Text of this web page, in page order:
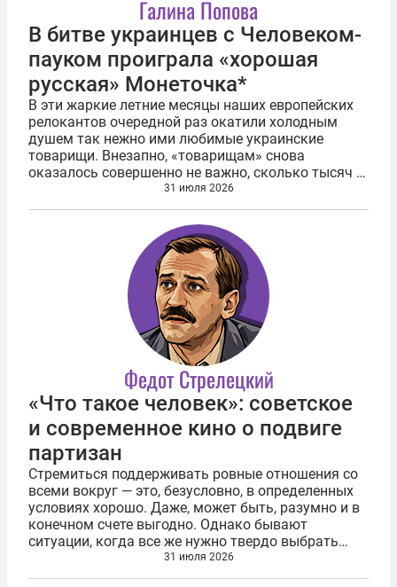
Галина Попова
В битве украинцев с Человеком-
пауком проиграла «хорошая
русская» Монеточка*
В эти жаркие летние месяцы наших европейских
релокантов очередной раз окатили холодным
душем так нежно ими любимые украинские
товарищи. Внезапно, «товарищам» снова
оказалось совершенно не важно, сколько тысяч и
миллионов евро было отправлено «хорошими
русскими» на помощь ВСУ. Украинцы исправно...
31 июля 2026
Федот Стрелецкий
«Что такое человек»: советское
и современное кино о подвиге
партизан
Стремиться поддерживать ровные отношения со
всеми вокруг — это, безусловно, в определенных
условиях хорошо. Даже, может быть, разумно и в
конечном счете выгодно. Однако бывают
ситуации, когда все же нужно твердо выбрать
сторону. Исходя из соображений не выгоды, а
совести. Возьмем вымышленный, но не...
31 июля 2026